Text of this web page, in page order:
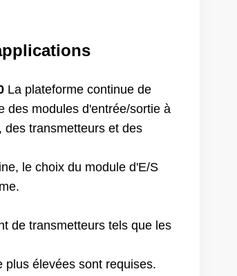
La plateforme continue de
des modules d'entrée/sortie à
des transmetteurs et des
le choix du module d'E/S
de transmetteurs tels que les
plus élevées sont requises.